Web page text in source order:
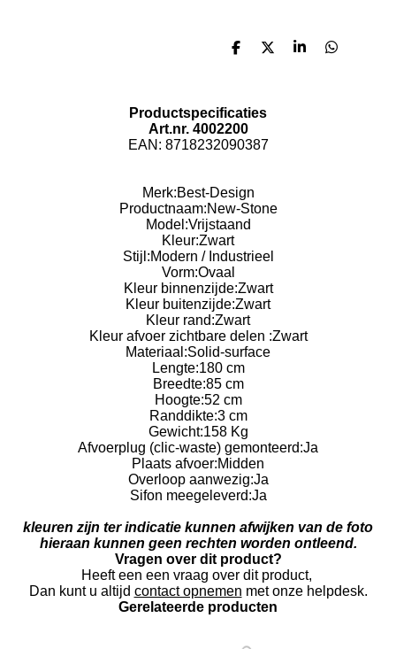
D
n
D
S
D
Productspecificaties
Art.nr. 4002200
EAN: 8718232090387
Merk:Best-Design
Productnaam:New-Stone
Model:Vrijstaand
Kleur:Zwart
Stijl:Modern / Industrieel
Vorm:Ovaal
Kleur binnenzijde:Zwart
Kleur buitenzijde:Zwart
Kleur rand:Zwart
Kleur afvoer zichtbare delen :Zwart
Materiaal:Solid-surface
Lengte:180 cm
Breedte:85 cm
Hoogte:52 cm
Randdikte:3 cm
Gewicht:158 Kg
Afvoerplug (clic-waste) gemonteerd:Ja
Plaats afvoer:Midden
Overloop aanwezig:Ja
Sifon meegeleverd:Ja
kleuren zijn ter indicatie kunnen afwijken van de foto
hieraan kunnen geen rechten worden ontleend.
Vragen over dit product?
Heeft een een vraag over dit product,
Dan kunt u altijd contact opnemen met onze helpdesk.
Gerelateerde producten